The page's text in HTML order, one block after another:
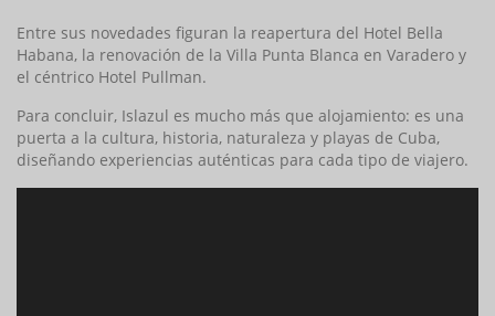
Entre sus novedades figuran la reapertura del Hotel Bella
Habana, la renovación de la Villa Punta Blanca en Varadero y
el céntrico Hotel Pullman.
Para concluir, Islazul es mucho más que alojamiento: es una
puerta a la cultura, historia, naturaleza y playas de Cuba,
diseñando experiencias auténticas para cada tipo de viajero.